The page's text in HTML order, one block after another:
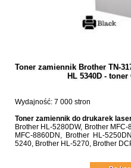
Toner zamiennik Brother TN-
HL 5340D -
Wydajność: 7 000 stron
Toner zamiennik do drukarek
Brother HL-5280DW, Brother
MFC-8860DN, Brother HL-
5240, Brother HL-5270, Brother